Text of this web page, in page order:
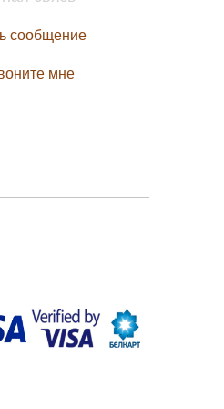
сообщение
мне